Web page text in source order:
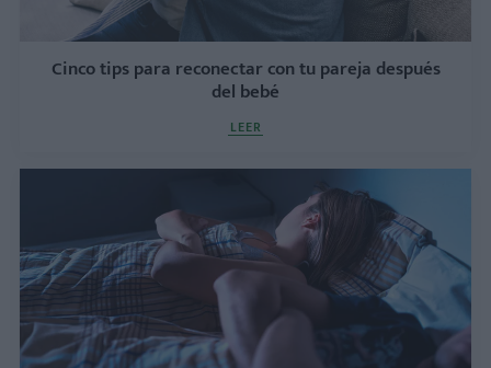
Cinco tips para reconectar con tu pareja después
del bebé
LEER